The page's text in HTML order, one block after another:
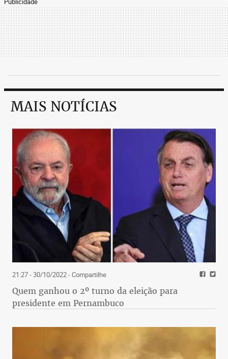
MAIS NOTÍCIAS
21:27 - 30/10/2022- Compartilhe
Quem ganhou o 2º turno da eleição para
presidente em Pernambuco